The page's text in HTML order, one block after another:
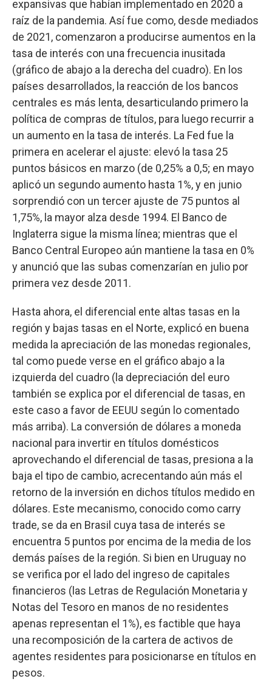
expansivas que habían implementado en 2020 a
raíz de la pandemia. Así fue como, desde mediados
de 2021, comenzaron a producirse aumentos en la
tasa de interés con una frecuencia inusitada
(gráfico de abajo a la derecha del cuadro). En los
países desarrollados, la reacción de los bancos
centrales es más lenta, desarticulando primero la
política de compras de títulos, para luego recurrir a
un aumento en la tasa de interés. La Fed fue la
primera en acelerar el ajuste: elevó la tasa 25
puntos básicos en marzo (de 0,25% a 0,5; en mayo
aplicó un segundo aumento hasta 1%, y en junio
sorprendió con un tercer ajuste de 75 puntos al
1,75%, la mayor alza desde 1994. El Banco de
Inglaterra sigue la misma línea; mientras que el
Banco Central Europeo aún mantiene la tasa en 0%
y anunció que las subas comenzarían en julio por
primera vez desde 2011.
Hasta ahora, el diferencial ente altas tasas en la
región y bajas tasas en el Norte, explicó en buena
medida la apreciación de las monedas regionales,
tal como puede verse en el gráfico abajo a la
izquierda del cuadro (la depreciación del euro
también se explica por el diferencial de tasas, en
este caso a favor de EEUU según lo comentado
más arriba). La conversión de dólares a moneda
nacional para invertir en títulos domésticos
aprovechando el diferencial de tasas, presiona a la
baja el tipo de cambio, acrecentando aún más el
retorno de la inversión en dichos títulos medido en
dólares. Este mecanismo, conocido como carry
trade, se da en Brasil cuya tasa de interés se
encuentra 5 puntos por encima de la media de los
demás países de la región. Si bien en Uruguay no
se verifica por el lado del ingreso de capitales
financieros (las Letras de Regulación Monetaria y
Notas del Tesoro en manos de no residentes
apenas representan el 1%), es factible que haya
una recomposición de la cartera de activos de
agentes residentes para posicionarse en títulos en
pesos.